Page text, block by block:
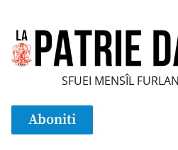
SFUEI MENSÎL
Aboniti